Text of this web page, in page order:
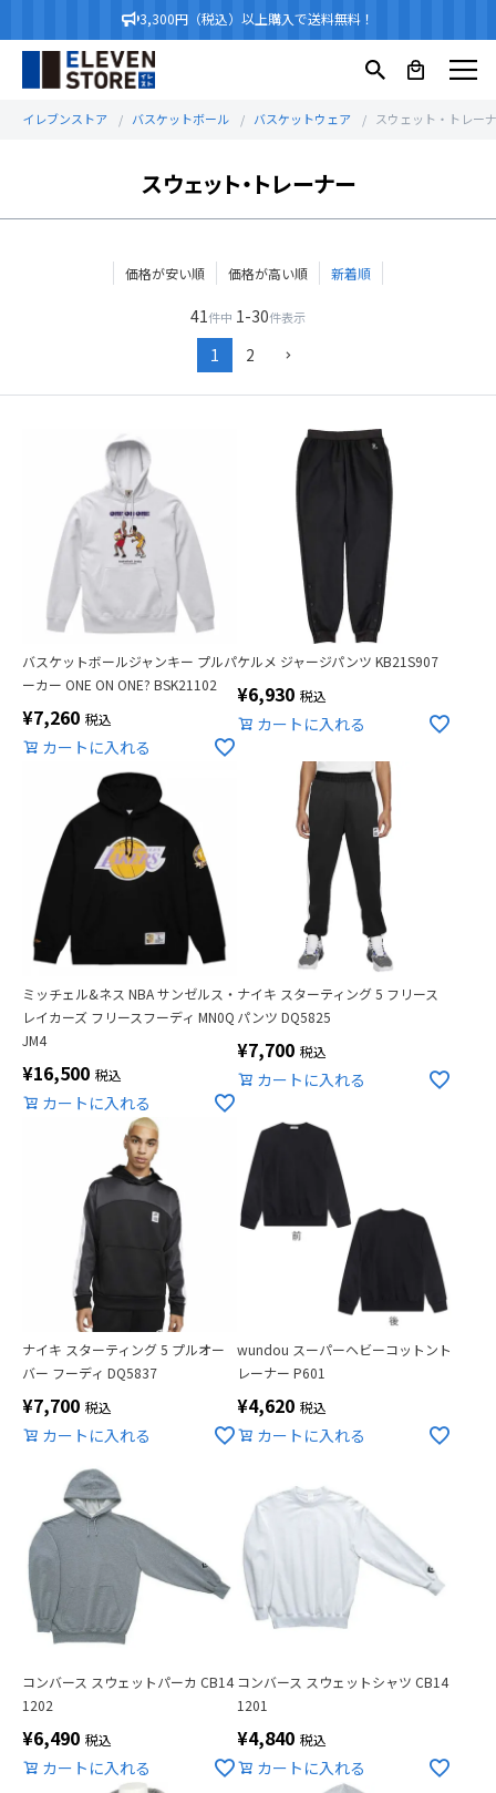
3,300円（税込）以上購入で送料無料！
イレブンストア バスケットボール バスケットウェア スウェット・トレー
スウェット・トレーナー
価格が安い順 価格が高い順 新着順
41件中 1-30件表示
1 2
バスケットボールジャンキー プルパ
ーカー ONE ON ONE? BSK21102
¥7,260 税込
カートに入れる
ケルメ ジャージパンツ KB21S907
¥6,930 税込
カートに入れる
ミッチェル&ネス NBA サンゼルス・
レイカーズ フリースフーディ MN0Q
JM4
¥16,500 税込
カートに入れる
ナイキ スターティング 5 フリース
パンツ DQ5825
¥7,700 税込
カートに入れる
ナイキ スターティング 5 プルオー
バー フーディ DQ5837
¥7,700 税込
カートに入れる
wundou スーパーヘビーコットント
レーナー P601
¥4,620 税込
カートに入れる
コンバース スウェットパーカ CB14
1202
¥6,490 税込
カートに入れる
コンバース スウェットシャツ CB14
1201
¥4,840 税込
カートに入れる